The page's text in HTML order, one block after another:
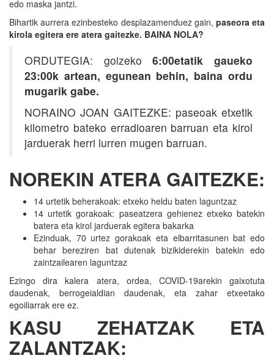
edo maska jantzi.
Bihartik aurrera ezinbesteko desplazamenduez gain, paseora eta
kirola egitera ere atera gaitezke. BAINA NOLA?
ORDUTEGIA: goizeko6:00etatik gaueko
23:00k artean, egunean behin, baina ordu
mugarik gabe.
NORAINO JOAN GAITEZKE: paseoak etxetik
kilometro bateko erradioaren barruan eta kirol
jarduerak herri lurren mugen barruan.
NOREKIN ATERA GAITEZKE:
14 urtetik beherakoak: etxeko heldu baten laguntzaz
14 urtetik gorakoak: paseatzera gehienez etxeko batekin
batera eta kirol jarduerak egitera bakarka
Ezinduak, 70 urtez gorakoak eta elbarritasunen bat edo
behar bereziren bat dutenak bizikiderekin batekin edo
zaintzailearen laguntzaz
Ezingo dira kalera atera, ordea, COVID-19arekin gaixotuta
daudenak, berrogeialdian daudenak, eta zahar etxeetako
egoiliarrak ere ez.
KASU ZEHATZAK ETA
ZALANTZAK: